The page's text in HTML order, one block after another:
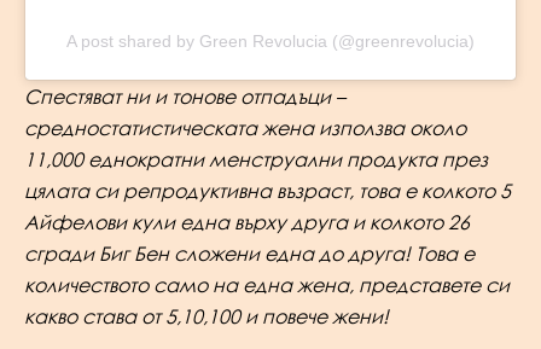
A post shared by Green Revolucia (@greenrevolucia)
Спестяват ни и тонове отпадъци –
средностатистическата жена използва около
11,000 еднократни менструални продукта през
цялата си репродуктивна възраст, това е колкото 5
Айфелови кули една върху друга и колкото 26
сгради Биг Бен сложени една до друга! Това е
количеството само на една жена, представете си
какво става от 5,10,100 и повече жени!